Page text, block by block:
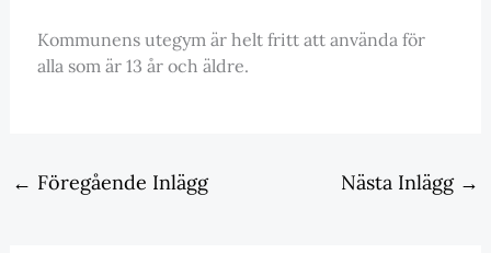
Kommunens utegym är helt fritt att använda för
alla som är 13 år och äldre.
← Föregående Inlägg Nästa Inlägg →